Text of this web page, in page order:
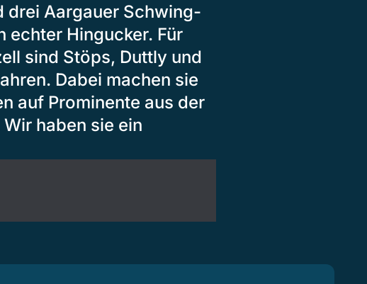
drei Aargauer Schwing-
echter Hingucker. Für
sind Stöps, Duttly und
Dabei machen sie
auf Prominente aus der
haben sie ein